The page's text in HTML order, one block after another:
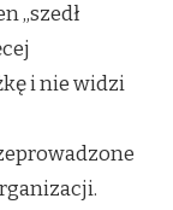
„szedł
i nie widzi